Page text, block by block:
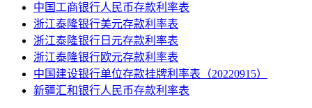
中国工商银行人民币存款利率表
浙江泰隆银行美元存款利率表
浙江泰隆银行日元存款利率表
浙江泰隆银行欧元存款利率表
中国建设银行单位存款挂牌利率表（20220915）
新疆汇和银行人民币存款利率表